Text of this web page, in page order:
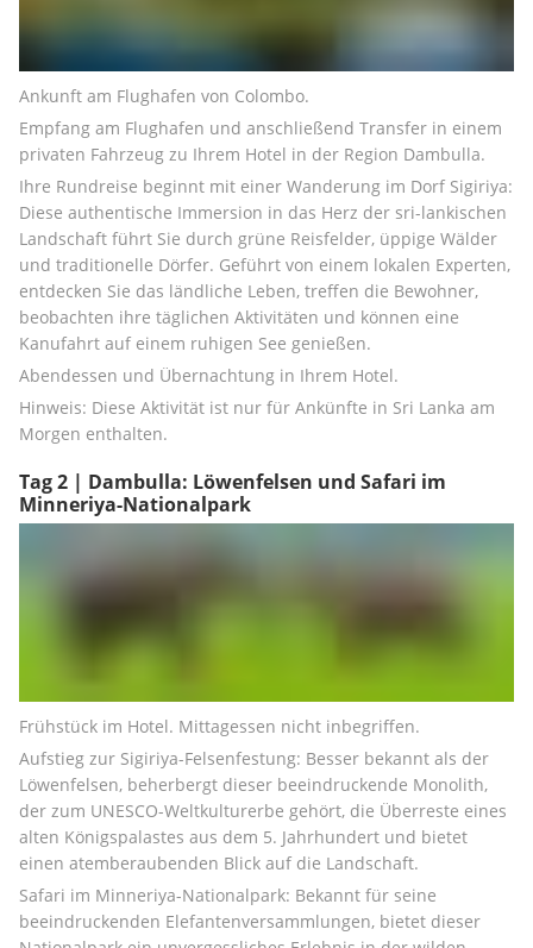
Ankunft am Flughafen von Colombo.
Empfang am Flughafen und anschließend Transfer in einem
privaten Fahrzeug zu Ihrem Hotel in der Region Dambulla.
Ihre Rundreise beginnt mit einer Wanderung im Dorf Sigiriya:
Diese authentische Immersion in das Herz der sri-lankischen
Landschaft führt Sie durch grüne Reisfelder, üppige Wälder
und traditionelle Dörfer. Geführt von einem lokalen Experten,
entdecken Sie das ländliche Leben, treffen die Bewohner,
beobachten ihre täglichen Aktivitäten und können eine
Kanufahrt auf einem ruhigen See genießen.
Abendessen und Übernachtung in Ihrem Hotel.
Hinweis: Diese Aktivität ist nur für Ankünfte in Sri Lanka am
Morgen enthalten.
Tag 2 | Dambulla: Löwenfelsen und Safari im
Minneriya-Nationalpark
Frühstück im Hotel. Mittagessen nicht inbegriffen.
Aufstieg zur Sigiriya-Felsenfestung: Besser bekannt als der
Löwenfelsen, beherbergt dieser beeindruckende Monolith,
der zum UNESCO-Weltkulturerbe gehört, die Überreste eines
alten Königspalastes aus dem 5. Jahrhundert und bietet
einen atemberaubenden Blick auf die Landschaft.
Safari im Minneriya-Nationalpark: Bekannt für seine
beeindruckenden Elefantenversammlungen, bietet dieser